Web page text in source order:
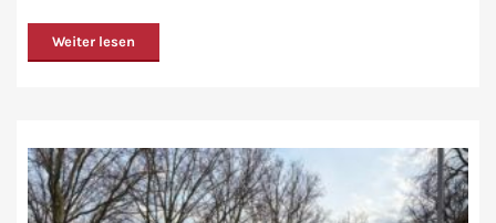
Weiter lesen